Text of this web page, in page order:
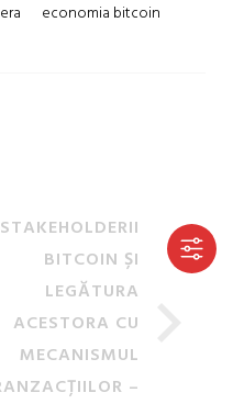
economia bitcoin
STAKEHOLDERII
BITCOIN ȘI
LEGĂTURA
ACESTORA CU
MECANISMUL
–